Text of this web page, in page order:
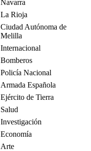
Navarra
La Rioja
Ciudad Autónoma de
Melilla
Internacional
Bomberos
Policía Nacional
Armada Española
Ejército de Tierra
Salud
Investigación
Economía
Arte